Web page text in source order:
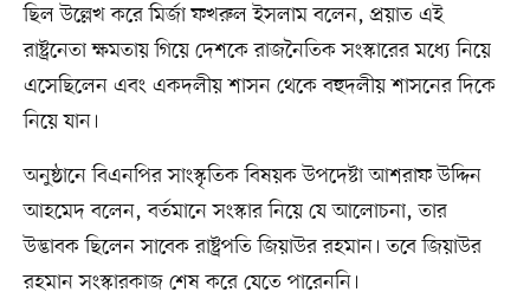
ছিল উল্লেখ করে মির্জা ফখরুল ইসলাম বলেন, প্রয়াত এই
রাষ্ট্রনেতা ক্ষমতায় গিয়ে দেশকে রাজনৈতিক সংস্কারের মধ্যে নিয়ে
এসেছিলেন এবং একদলীয় শাসন থেকে বহুদলীয় শাসনের দিকে
নিয়ে যান।
অনুষ্ঠানে বিএনপির সাংস্কৃতিক বিষয়ক উপদেষ্টা আশরাফ উদ্দিন
আহমেদ বলেন, বর্তমানে সংস্কার নিয়ে যে আলোচনা, তার
উদ্ভাবক ছিলেন সাবেক রাষ্ট্রপতি জিয়াউর রহমান। তবে জিয়াউর
রহমান সংস্কারকাজ শেষ করে যেতে পারেননি।